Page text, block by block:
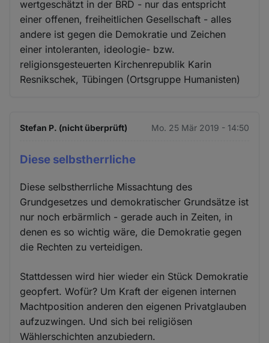
wertgeschätzt in der BRD - nur das entspricht
einer offenen, freiheitlichen Gesellschaft - alles
andere ist gegen die Demokratie und Zeichen
einer intoleranten, ideologie- bzw.
religionsgesteuerten Kirchenrepublik Karin
Resnikschek, Tübingen (Ortsgruppe Humanisten)
Stefan P. (nicht überprüft) Mo. 25 Mär 2019 - 14:50
Diese selbstherrliche
Diese selbstherrliche Missachtung des
Grundgesetzes und demokratischer Grundsätze ist
nur noch erbärmlich - gerade auch in Zeiten, in
denen es so wichtig wäre, die Demokratie gegen
die Rechten zu verteidigen.
Stattdessen wird hier wieder ein Stück Demokratie
geopfert. Wofür? Um Kraft der eigenen internen
Machtposition anderen den eigenen Privatglauben
aufzuzwingen. Und sich bei religiösen
Wählerschichten anzubiedern.